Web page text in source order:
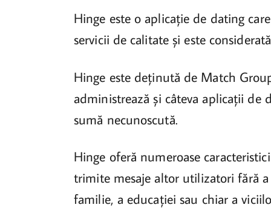
Hinge este o aplicație de dating
servicii de calitate și este
Hinge este deținută de Match
administrează și câteva aplicații
sumă necunoscută.
Hinge oferă numeroase
trimite mesaje altor utilizatori fără
familie, a educației sau chiar a